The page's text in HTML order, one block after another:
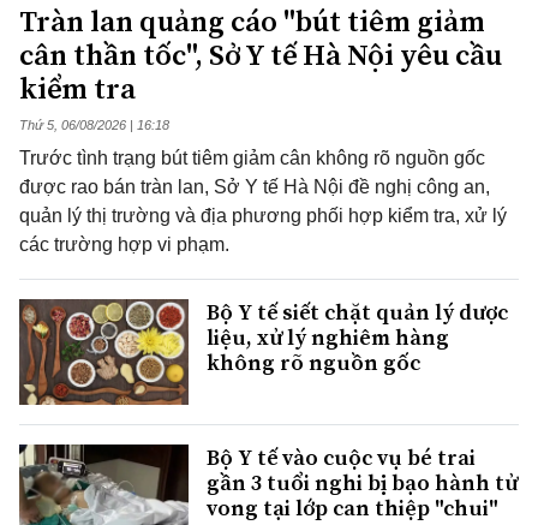
Tràn lan quảng cáo "bút tiêm giảm
cân thần tốc", Sở Y tế Hà Nội yêu cầu
kiểm tra
Thứ 5, 06/08/2026 | 16:18
Trước tình trạng bút tiêm giảm cân không rõ nguồn gốc
được rao bán tràn lan, Sở Y tế Hà Nội đề nghị công an,
quản lý thị trường và địa phương phối hợp kiểm tra, xử lý
các trường hợp vi phạm.
Bộ Y tế siết chặt quản lý dược
liệu, xử lý nghiêm hàng
không rõ nguồn gốc
Bộ Y tế vào cuộc vụ bé trai
gần 3 tuổi nghi bị bạo hành tử
vong tại lớp can thiệp "chui"